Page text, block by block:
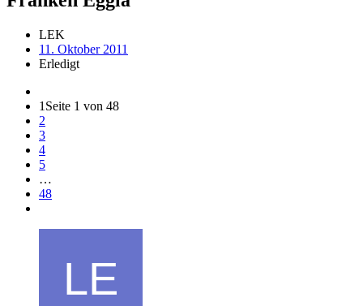
LEK
11. Oktober 2011
Erledigt
1 Seite 1 von 48
2
3
4
5
…
48